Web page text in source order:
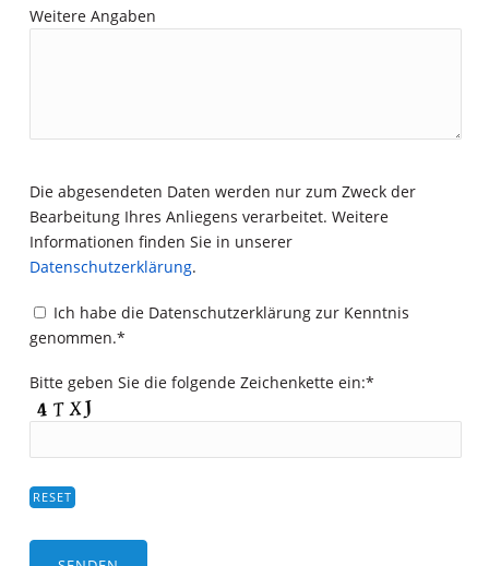
Weitere Angaben
Die abgesendeten Daten werden nur zum Zweck der
Bearbeitung Ihres Anliegens verarbeitet. Weitere
Informationen finden Sie in unserer
Datenschutzerklärung.
Ich habe die Datenschutzerklärung zur Kenntnis
genommen.*
Bitte geben Sie die folgende Zeichenkette ein:*